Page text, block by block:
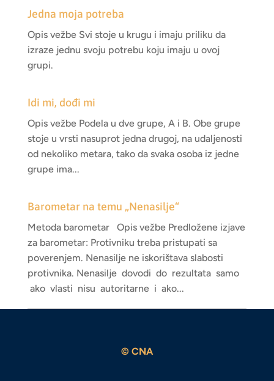
Jedna moja potreba
Opis vežbe Svi stoje u krugu i imaju priliku da
izraze jednu svoju potrebu koju imaju u ovoj
grupi.
Idi mi, dođi mi
Opis vežbe Podela u dve grupe, A i B. Obe grupe
stoje u vrsti nasuprot jedna drugoj, na udaljenosti
od nekoliko metara, tako da svaka osoba iz jedne
grupe ima...
Barometar na temu „Nenasilje“
Metoda barometar Opis vežbe Predložene izjave
za barometar: Protivniku treba pristupati sa
poverenjem. Nenasilje ne iskorištava slabosti
protivnika. Nenasilje dovodi do rezultata samo
ako vlasti nisu autoritarne i ako...
© CNA